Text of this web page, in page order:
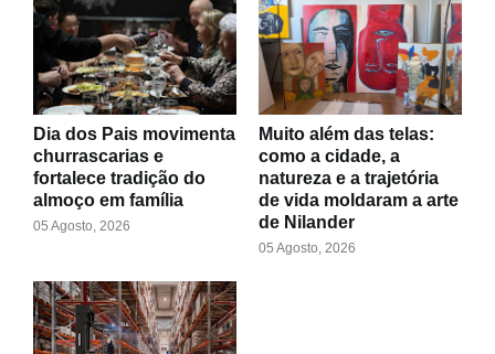
Dia dos Pais movimenta
churrascarias e
fortalece tradição do
almoço em família
05 Agosto, 2026
Muito além das telas:
como a cidade, a
natureza e a trajetória
de vida moldaram a arte
de Nilander
05 Agosto, 2026